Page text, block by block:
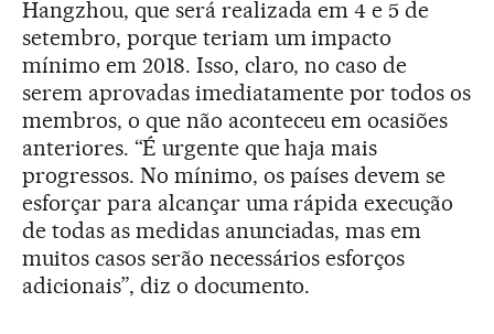
Hangzhou, que será realizada em 4 e 5 de
setembro, porque teriam um impacto
mínimo em 2018. Isso, claro, no caso de
serem aprovadas imediatamente por todos os
membros, o que não aconteceu em ocasiões
anteriores. “É urgente que haja mais
progressos. No mínimo, os países devem se
esforçar para alcançar uma rápida execução
de todas as medidas anunciadas, mas em
muitos casos serão necessários esforços
adicionais”, diz o documento.